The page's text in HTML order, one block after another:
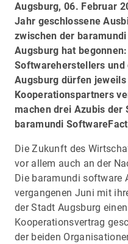
Augsburg, 06. Februar
Jahr geschlossene
zwischen der
Augsburg hat
Softwareherstellers
Augsburg dürfen
Kooperationspartners
machen drei Azubis der
baramundi
Die Zukunft des
vor allem auch an der
Die baramundi software
vergangenen Juni mit
der Stadt Augsburg
Kooperationsvertrag
der beiden